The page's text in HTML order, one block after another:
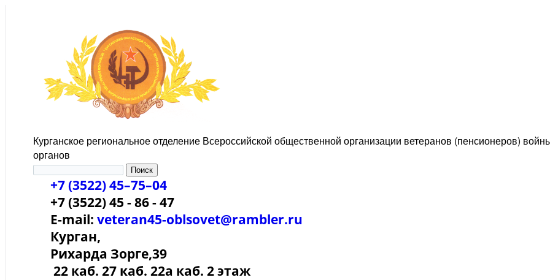
Курганское региональное отделение Всероссийской общественной организации ветеранов (пенсионеров)
органов
+7 (3522) 45–75–04
+7 (3522) 45 - 86 - 47
E-mail: veteran45-oblsovet@rambler.ru
Курган,
Рихарда Зорге,39
22 каб. 27 каб. 22а каб. 2 этаж